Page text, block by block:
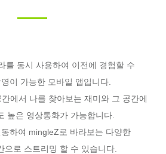
를 동시 사용하여 이전에 경험할 수
이 가능한 모바일 앱입니다.
에서 나를 찾아보는 재미와 그 공간에
높은 영상통화가 가능합니다.
하여 mingleZ로 바라보는 다양한
으로 스트리밍 할 수 있습니다.